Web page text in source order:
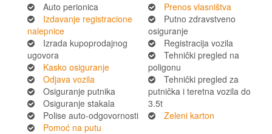
Auto perionica
Izdavanje registracione
nalepnice
Izrada kupoprodajnog
ugovora
Kasko osiguranje
Odjava vozila
Osiguranje putnika
Osiguranje stakala
Polise auto-odgovornosti
Pomoć na putu
Prenos vlasništva
Putno zdravstveno
osiguranje
Registracija vozila
Tehnički pregled na
poligonu
Tehnički pregled za
putnička i teretna vozila do
3.5t
Zeleni karton